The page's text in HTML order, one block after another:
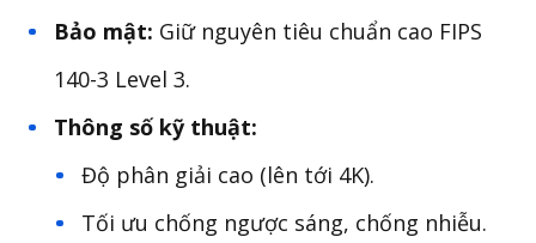
Bảo mật: Giữ nguyên tiêu chuẩn cao FIPS
140-3 Level 3.
Thông số kỹ thuật:
Độ phân giải cao (lên tới 4K).
Tối ưu chống ngược sáng, chống nhiễu.